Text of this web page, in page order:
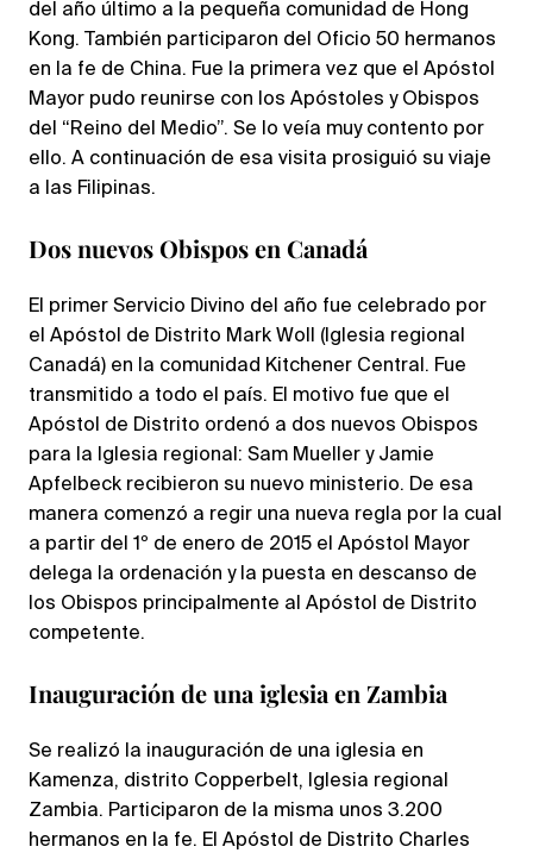
del año último a la pequeña comunidad de Hong
Kong. También participaron del Oficio 50 hermanos
en la fe de China. Fue la primera vez que el Apóstol
Mayor pudo reunirse con los Apóstoles y Obispos
del “Reino del Medio”. Se lo veía muy contento por
ello. A continuación de esa visita prosiguió su viaje
a las Filipinas.
Dos nuevos Obispos en Canadá
El primer Servicio Divino del año fue celebrado por
el Apóstol de Distrito Mark Woll (Iglesia regional
Canadá) en la comunidad Kitchener Central. Fue
transmitido a todo el país. El motivo fue que el
Apóstol de Distrito ordenó a dos nuevos Obispos
para la Iglesia regional: Sam Mueller y Jamie
Apfelbeck recibieron su nuevo ministerio. De esa
manera comenzó a regir una nueva regla por la cual
a partir del 1º de enero de 2015 el Apóstol Mayor
delega la ordenación y la puesta en descanso de
los Obispos principalmente al Apóstol de Distrito
competente.
Inauguración de una iglesia en Zambia
Se realizó la inauguración de una iglesia en
Kamenza, distrito Copperbelt, Iglesia regional
Zambia. Participaron de la misma unos 3.200
hermanos en la fe. El Apóstol de Distrito Charles